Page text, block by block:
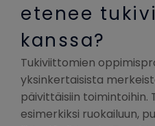
etenee
kanssa?
Tukiviittomien
yksinkertaisista
päivittäisiin toimintoihin.
esimerkiksi ruokailuun,